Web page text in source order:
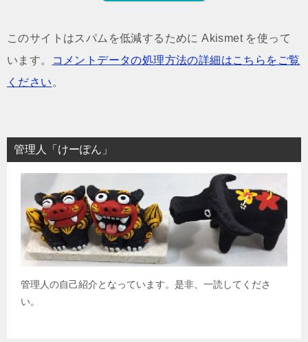
このサイトはスパムを低減するために Akismet を使って
います。
コメントデータの処理方法の詳細はこちらをご覧
ください 。
管理人「けーぽん」
管理人の自己紹介となっています。是非、一読してくださ
い。